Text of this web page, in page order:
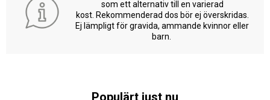
som ett alternativ till en varierad
kost. Rekommenderad dos bör ej överskridas.
Ej lämpligt för gravida, ammande kvinnor eller
barn.
Populärt just nu